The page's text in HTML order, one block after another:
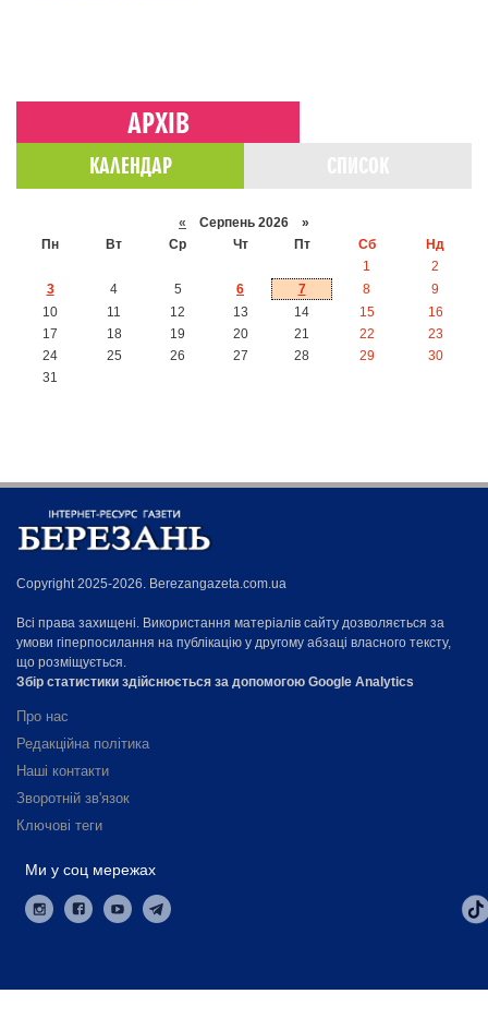
АРХІВ
КАЛЕНДАР
« Серпень 2026 »
Пн
Вт Ср Чт Пт Сб
Нд
1
2
3
4 5 6 7 8
9
10
11 12 13 14 15
16
17
18 19 20 21 22
23
24
25 26 27 28 29
30
31
Copyright 2025-2026. Berezangazeta.com.ua
Всі права захищені. Використання матеріалів сайту дозволяється за
умови гіперпосилання на публікацію у другому абзаці власного тексту,
що розміщується.
Збір статистики здійснюється за допомогою Google Analytics
Про нас
Редакційна політика
Наші контакти
Зворотній зв'язок
Ключові теги
Ми у соц мережах